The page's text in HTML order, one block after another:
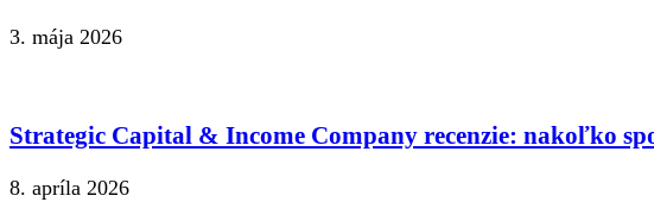
3. mája 2026
Strategic Capital & Income Company recenzie: nakoľko
8. apríla 2026